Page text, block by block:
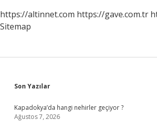
https://altinnet.com https://gave.com.tr
Sitemap
Sidebar
Son Yazılar
Kapadokya’da hangi nehirler geçiyor ?
Ağustos 7, 2026